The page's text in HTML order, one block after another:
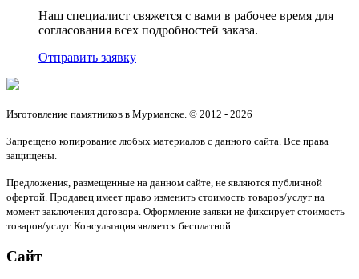
Наш специалист свяжется с вами в рабочее время для
согласования всех подробностей заказа.
Отправить заявку
Изготовление памятников в Мурманске. © 2012 - 2026
Запрещено копирование любых материалов с данного сайта. Все права
защищены.
Предложения, размещенные на данном сайте, не являются публичной
офертой. Продавец имеет право изменить стоимость товаров/услуг на
момент заключения договора. Оформление заявки не фиксирует стоимость
товаров/услуг. Консультация является бесплатной.
Сайт